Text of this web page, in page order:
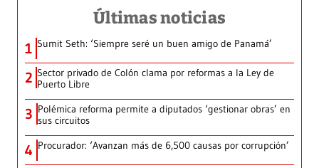
Últimas noticias
1 Sumit Seth: ‘Siempre seré un buen amigo de Panamá’
2 Sector privado de Colón clama por reformas a la Ley de
Puerto Libre
3 Polémica reforma permite a diputados ‘gestionar obras’ en
sus circuitos
4 Procurador: ‘Avanzan más de 6,500 causas por corrupción’